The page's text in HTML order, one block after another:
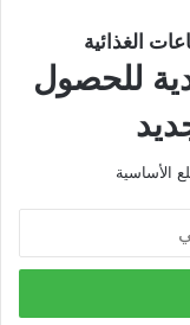
الغذائية
للحصول
الأساسية